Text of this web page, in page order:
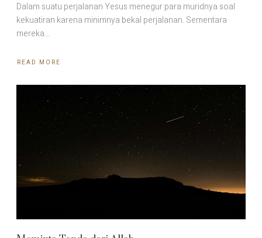
Dalam suatu perjalanan Yesus menegur para muridnya soal
kekuatiran karena minimnya bekal perjalanan. Sementara
mereka…
READ MORE